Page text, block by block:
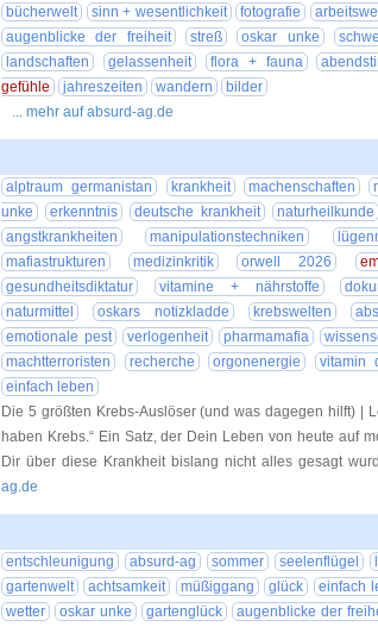
bücherwelt
sinn + wesentlichkeit fotografie
augenblicke der freiheit
streß oskar unke
landschaften
gelassenheit flora + fauna
gefühle
jahreszeiten wandern
bilder
... mehr auf absurd-ag.de
alptraum germanistan krankheit machenschaften
unke
erkenntnis deutsche krankheit naturheilkunde
angstkrankheiten
manipulationstechniken
mafiastrukturen
medizinkritik orwell 2026
gesundheitsdiktatur
vitamine + nährstoffe
naturmittel
oskars notizkladde krebswelten
emotionale pest
verlogenheit pharmamafia
machtterroristen
recherche orgonenergie vitamin
einfach leben
Die 5 größten Krebs-Auslöser (und was dagegen hilft) |
haben Krebs.“ Ein Satz, der Dein Leben von heute auf
Dir über diese Krankheit bislang nicht alles gesagt
ag.de
entschleunigung absurd-ag sommer seelenflügel
gartenwelt
achtsamkeit müßiggang glück einfach
wetter
oskar unke gartenglück augenblicke der